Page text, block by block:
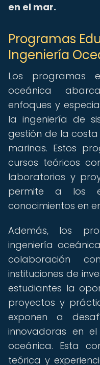
en el mar.
Programas
Ingeniería
Los programas
oceánica
enfoques y
la ingeniería de
gestión de la
marinas. Estos
cursos teóricos
laboratorios y
permite a los
conocimientos en
Además, los
ingeniería
colaboración
instituciones de
estudiantes la
proyectos y
exponen a
innovadoras en
oceánica. Esta
teórica y